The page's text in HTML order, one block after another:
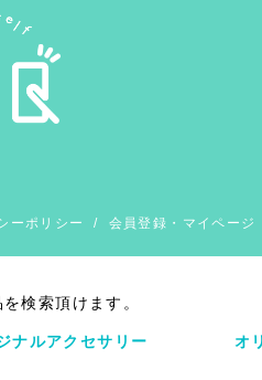
ーポリシー / 会員登録・マイページ
検索頂けます。
ナルアクセサリー オ